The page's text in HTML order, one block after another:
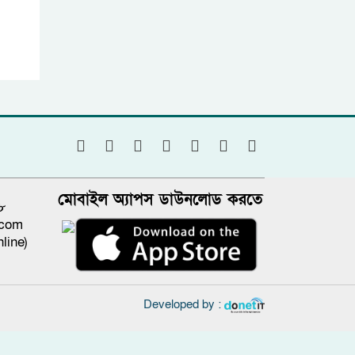
মোবাইল অ্যাপস ডাউনলোড করতে
Developed by :